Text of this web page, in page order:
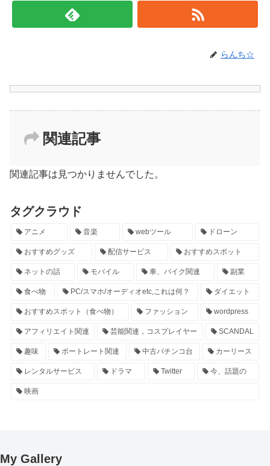
らんち☆
関連記事
関連記事は見つかりませんでした。
タグクラウド
アニメ 音楽 webツール ドローン
おすすめグッズ 配信サービス おすすめスポット
ネットの話 モバイル 車、バイク関連 副業
食べ物 PC/スマホ/オーディオetc,これは何？ ダイエット
おすすめスポット（食べ物） ファッション wordpress
アフィリエイト関連 芸能関連，コスプレイヤー SCANDAL
趣味 ポートレート関連 中古パチンコ台 カーリース
レンタルサービス ドラマ Twitter 今、話題の
映画
My Gallery